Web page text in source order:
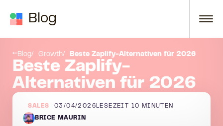
Blog
Blog Growth Beste Zaplify-Alternativen für 2026
Beste Zaplify-
Alternativen für 2026
SALES 03/04/2026 LESEZEIT 10 MINUTEN
BRICE MAURIN